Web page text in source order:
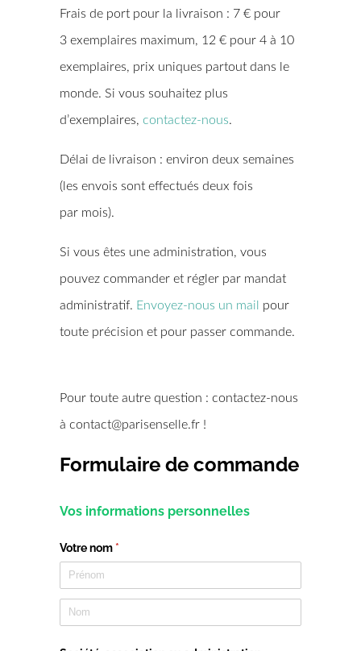
Frais de port pour la livraison : 7 € pour
3 exemplaires maximum, 12 € pour 4 à 10
exemplaires, prix uniques partout dans le
monde. Si vous souhaitez plus
d’exemplaires, contactez-nous.
Délai de livraison : environ deux semaines
(les envois sont effectués deux fois
par mois).
Si vous êtes une administration, vous
pouvez commander et régler par mandat
administratif. Envoyez-nous un mail pour
toute précision et pour passer commande.
Pour toute autre question : contactez-nous
à contact@parisenselle.fr !